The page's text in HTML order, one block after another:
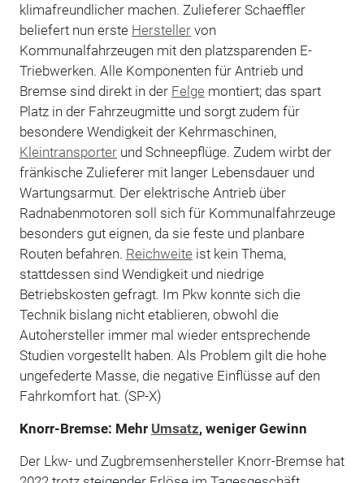
klimafreundlicher machen. Zulieferer Schaeffler
beliefert nun erste Herstellervon
Kommunalfahrzeugen mit den platzsparenden E-
Triebwerken. Alle Komponenten für Antrieb und
Bremse sind direkt in der Felge montiert; das spart
Platz in der Fahrzeugmitte und sorgt zudem für
besondere Wendigkeit der Kehrmaschinen,
Kleintransporterund Schneepflüge. Zudem wirbt der
fränkische Zulieferer mit langer Lebensdauer und
Wartungsarmut. Der elektrische Antrieb über
Radnabenmotoren soll sich für Kommunalfahrzeuge
besonders gut eignen, da sie feste und planbare
Routen befahren. Reichweite ist kein Thema,
stattdessen sind Wendigkeit und niedrige
Betriebskosten gefragt. Im Pkw konnte sich die
Technik bislang nicht etablieren, obwohl die
Autohersteller immer mal wieder entsprechende
Studien vorgestellt haben. Als Problem gilt die hohe
ungefederte Masse, die negative Einflüsse auf den
Fahrkomfort hat. (SP-X)
Knorr-Bremse: Mehr Umsatz, weniger Gewinn
Der Lkw- und Zugbremsenhersteller Knorr-Bremse hat